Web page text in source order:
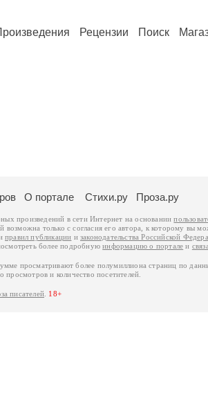
Рецензии Поиск
О портале Стихи.ру Проза.ру
произведений в сети Интернет на основании
возможна только с согласия его автора, к которому вы
правил публикации изаконодательства Российской
более подробнуюинформацию о портале и
просматривают более полумиллиона страниц по
и количество посетителей.
писателей 18+